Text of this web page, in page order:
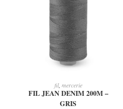
fil, mercerie
FIL JEAN DENIM 200M –
GRIS